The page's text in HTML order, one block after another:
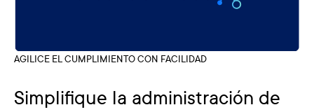
AGILICE EL CUMPLIMIENTO CON FACILIDAD
Simplifique la administración de